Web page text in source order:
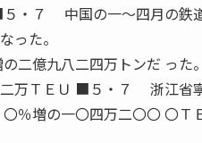
・７ 中国の一〜四月の鉄
った。
二億九八二四万トンだ った。
万ＴＥＵ ■５・７ 浙江省
％増の一〇四万二〇〇 〇Ｔ